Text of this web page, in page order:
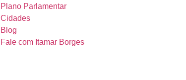
Plano Parlamentar
Cidades
Blog
Fale com Itamar Borges